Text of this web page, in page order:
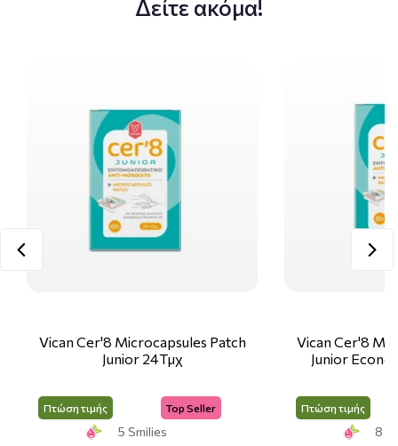
Δείτε ακόμα!
Vican Cer'8 Microcapsules Patch
Junior 24Τμχ
Πτώση τιμής Top Seller
5 Smilies
Vican Cer'8
Junior
Πτώση τιμής
8